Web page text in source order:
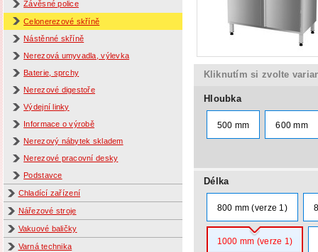
Závěsné police
Celonerezové skříně
Nástěnné skříně
Nerezová umyvadla, výlevka
Baterie, sprchy
Nerezové digestoře
Výdejní linky
Informace o výrobě
Nerezový nábytek skladem
Nerezové pracovní desky
Podstavce
Chladící zařízení
Nářezové stroje
Vakuové baličky
Varná technika
Kliknutím si zvolte
Hloubka
500 mm 600 mm
Délka
800 mm (verze 1)
1000 mm (verze 1)